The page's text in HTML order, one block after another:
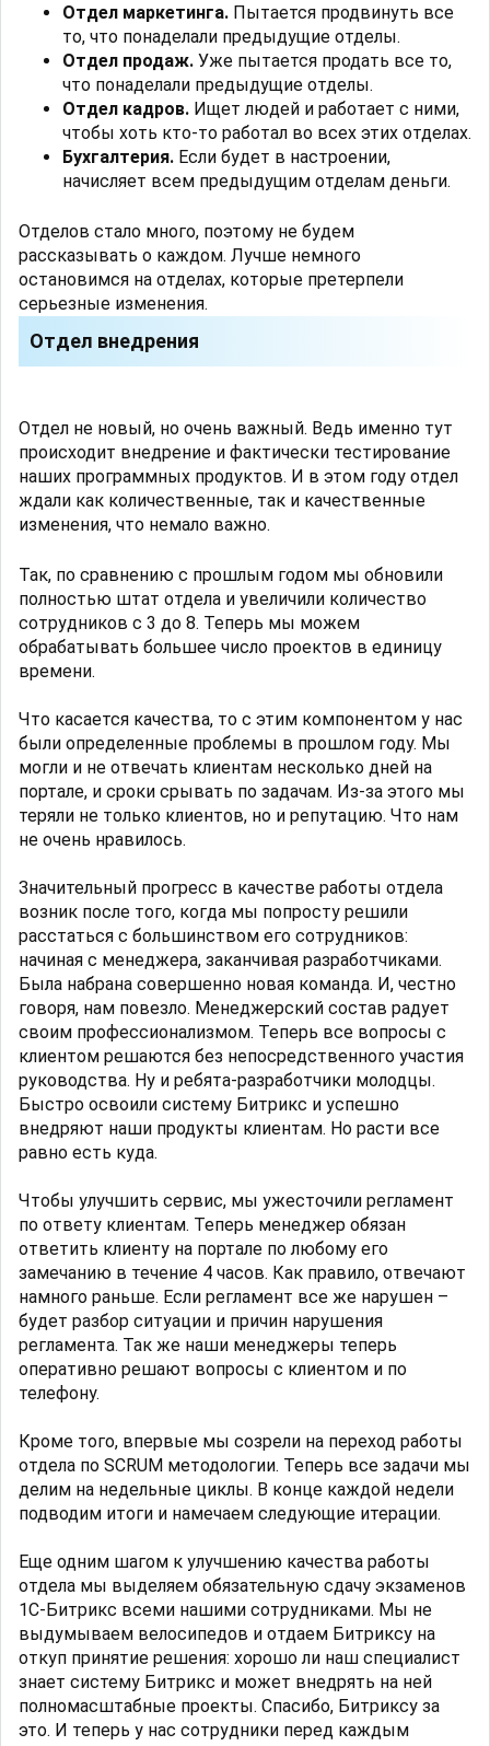
Отдел маркетинга. Пытается продвинуть все
то, что понаделали предыдущие отделы.
Отдел продаж. Уже пытается продать все то,
что понаделали предыдущие отделы.
Отдел кадров. Ищет людей и работает с ними,
чтобы хоть кто-то работал во всех этих отделах.
Бухгалтерия. Если будет в настроении,
начисляет всем предыдущим отделам деньги.
Отделов стало много, поэтому не будем
рассказывать о каждом. Лучше немного
остановимся на отделах, которые претерпели
серьезные изменения.
Отдел внедрения
Отдел не новый, но очень важный. Ведь именно тут
происходит внедрение и фактически тестирование
наших программных продуктов. И в этом году отдел
ждали как количественные, так и качественные
изменения, что немало важно.
Так, по сравнению с прошлым годом мы обновили
полностью штат отдела и увеличили количество
сотрудников с 3 до 8. Теперь мы можем
обрабатывать большее число проектов в единицу
времени.
Что касается качества, то с этим компонентом у нас
были определенные проблемы в прошлом году. Мы
могли и не отвечать клиентам несколько дней на
портале, и сроки срывать по задачам. Из-за этого мы
теряли не только клиентов, но и репутацию. Что нам
не очень нравилось.
Значительный прогресс в качестве работы отдела
возник после того, когда мы попросту решили
расстаться с большинством его сотрудников:
начиная с менеджера, заканчивая разработчиками.
Была набрана совершенно новая команда. И, честно
говоря, нам повезло. Менеджерский состав радует
своим профессионализмом. Теперь все вопросы с
клиентом решаются без непосредственного участия
руководства. Ну и ребята-разработчики молодцы.
Быстро освоили систему Битрикс и успешно
внедряют наши продукты клиентам. Но расти все
равно есть куда.
Чтобы улучшить сервис, мы ужесточили регламент
по ответу клиентам. Теперь менеджер обязан
ответить клиенту на портале по любому его
замечанию в течение 4 часов. Как правило, отвечают
намного раньше. Если регламент все же нарушен –
будет разбор ситуации и причин нарушения
регламента. Так же наши менеджеры теперь
оперативно решают вопросы с клиентом и по
телефону.
Кроме того, впервые мы созрели на переход работы
отдела по SCRUM методологии. Теперь все задачи мы
делим на недельные циклы. В конце каждой недели
подводим итоги и намечаем следующие итерации.
Еще одним шагом к улучшению качества работы
отдела мы выделяем обязательную сдачу экзаменов
1С-Битрикс всеми нашими сотрудниками. Мы не
выдумываем велосипедов и отдаем Битриксу на
откуп принятие решения: хорошо ли наш специалист
знает систему Битрикс и может внедрять на ней
полномасштабные проекты. Спасибо, Битриксу за
это. И теперь у нас сотрудники перед каждым